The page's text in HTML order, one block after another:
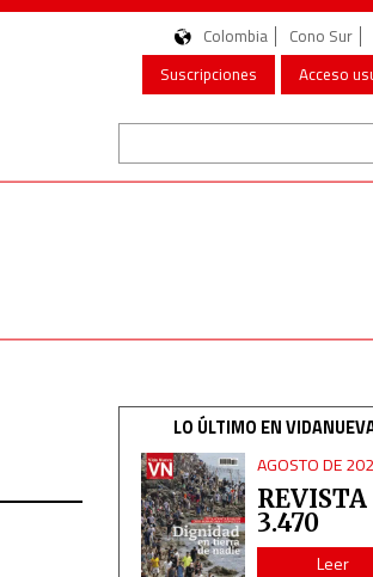
Colombia Cono Sur
Suscripciones
Acceso
LO ÚLTIMO EN
AGOSTO DE
REVISTA
3.470
Leer